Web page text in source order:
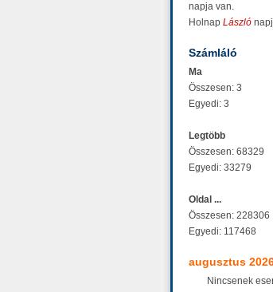
napja van.
Holnap László
Számláló
Ma
Összesen: 3
Egyedi: 3
Legtöbb
Összesen: 68329
Egyedi: 33279
Oldal ...
Összesen: 228306
Egyedi: 117468
augusztus
Nincsenek